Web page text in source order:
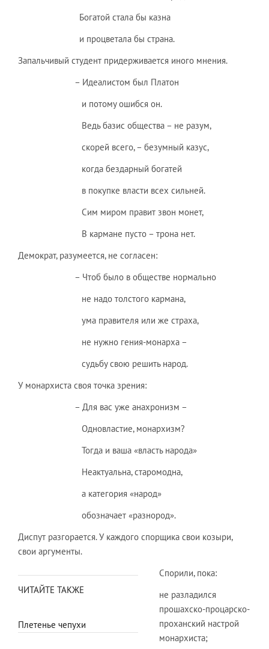
Богатой стала бы казна
и процветала бы страна.
Запальчивый студент придерживается иного мнения.
– Идеалистом был Платон
и потому ошибся он.
Ведь базис общества – не разум,
скорей всего, – безумный казус,
когда бездарный богатей
в покупке власти всех сильней.
Сим миром правит звон монет,
В кармане пусто – трона нет.
Демократ, разумеется, не согласен:
– Чтоб было в обществе нормально
не надо толстого кармана,
ума правителя или же страха,
не нужно гения-монарха –
судьбу свою решить народ.
У монархиста своя точка зрения:
– Для вас уже анахронизм –
Одновластие, монархизм?
Тогда и ваша «власть народа»
Неактуальна, старомодна,
а категория «народ»
обозначает «разнород».
Диспут разгорается. У каждого спорщика свои козыри,
свои аргументы.
ЧИТАЙТЕ ТАКЖЕ
Плетенье чепухи
Спорили, пока:
не разладился
прошахско-процарско-
проханский настрой
монархиста;